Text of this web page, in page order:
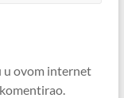
u ovom internet